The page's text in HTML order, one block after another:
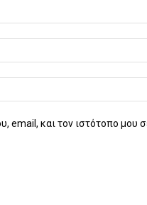
email, και τον ιστότοπο μου